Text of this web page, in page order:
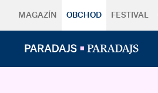
MAGAZÍN OBCHOD FESTIVAL